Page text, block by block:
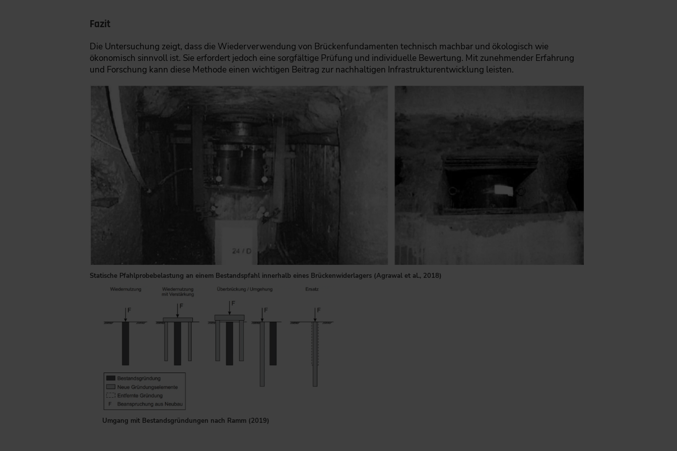
Fazit
Die Untersuchung zeigt, dass die Wiederverwendung von Brückenfundamenten technisch machbar und ökologisch wie
ökonomisch sinnvoll ist. Sie erfordert jedoch eine sorgfältige Prüfung und individuelle Bewertung. Mit zunehmender Erfahrung
und Forschung kann diese Methode einen wichtigen Beitrag zur nachhaltigen Infrastrukturentwicklung leisten.
Statische Pfahlprobebelastung an einem Bestandspfahl innerhalb eines Brückenwiderlagers (Agrawal et al., 2018)
Umgang mit Bestandsgründungen nach Ramm (2019)
Die Grafik zeigt vier Strategien für Brückenfundamente beim Ersatzneubau: direkte Wiedernutzung, Wiedernutzung mit Verstärkung,